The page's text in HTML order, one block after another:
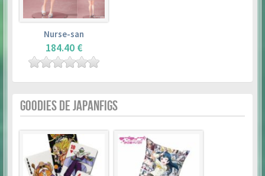
Nurse-san
184.40 €
GOODIES DE JAPANFIGS